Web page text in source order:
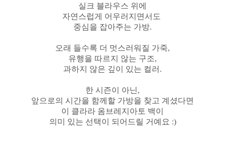
실크 블라우스 위에
자연스럽게 어우러지면서도
중심을 잡아주는 가방.
오래 들수록 더 멋스러워질 가죽,
유행을 따르지 않는 구조,
과하지 않은 깊이 있는 컬러.
한 시즌이 아닌,
앞으로의 시간을 함께할 가방을 찾고 계셨다면
이 클라라 옴브레지아토 백이
의미 있는 선택이 되어드릴 거예요 :)